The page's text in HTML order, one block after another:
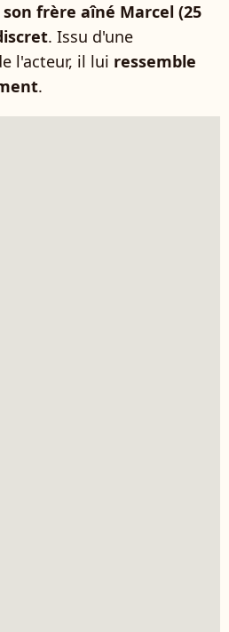
son frère aîné Marcel (25
. Issu d'une
l'acteur, il lui ressemble
.